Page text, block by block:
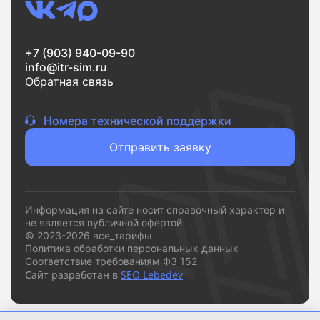
инструмент, который помогает быстро принять
решение и подключиться к подходящему
провайдеру.
+7 (903) 940-09-90
info@itr-sim.ru
Обратная связь
Номера технической поддержки
Отправить заявку
Информация на сайте носит справочный характер и
не является публичной офертой
© 2023-2026 все_тарифы
Политика обработки персональных данных
Соответствие требованиям ФЗ 152
Сайт разработан в SEO Lebedev